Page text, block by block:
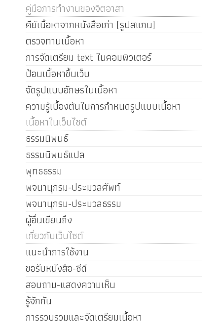
คู่มือการทำงานของจิตอาสา
คีย์เนื้อหาจากหนังสือเก่า (รูปสแกน)
ตรวจทานเนื้อหา
การจัดเตรียม text ในคอมพิวเตอร์
ป้อนเนื้อหาขึ้นเว็บ
จัดรูปแบบอักษรในเนื้อหา
ความรู้เบื้องต้นในการกำหนดรูปแบบเนื้อหา
เนื้อหาในเว็บไซต์
ธรรมนิพนธ์
ธรรมนิพนธ์แปล
พุทธธรรม
พจนานุกรม-ประมวลศัพท์
พจนานุกรม-ประมวลธรรม
ผู้อื่นเขียนถึง
เกี่ยวกับเว็บไซต์
แนะนำการใช้งาน
ขอรับหนังสือ-ซีดี
สอบถาม-แสดงความเห็น
รู้จักกัน
การรวบรวมและจัดเตรียมเนื้อหา